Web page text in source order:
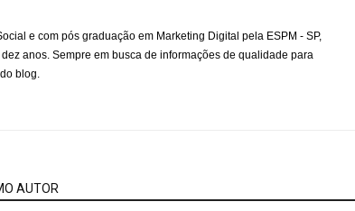
e com pós graduação em Marketing Digital pela ESPM - SP,
anos. Sempre em busca de informações de qualidade para
blog.
AUTOR